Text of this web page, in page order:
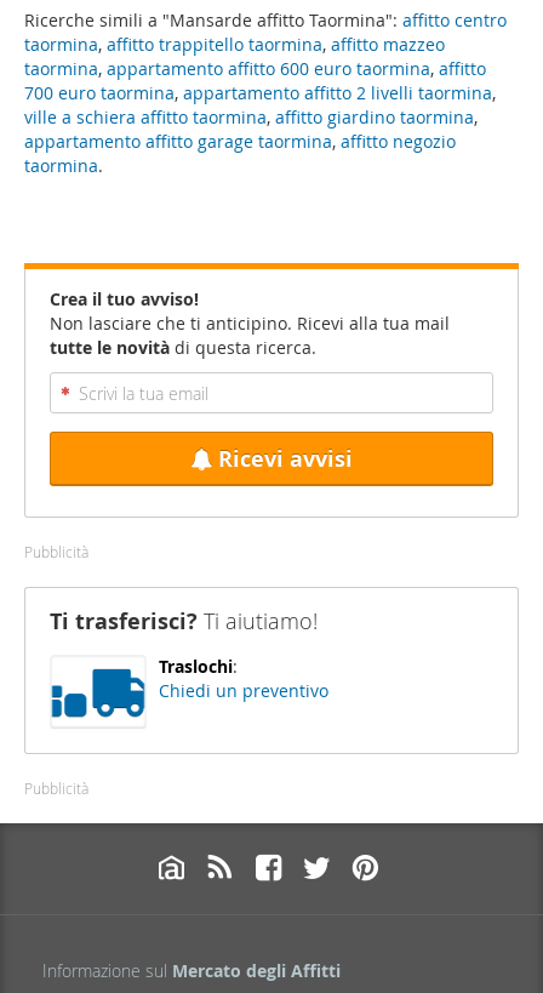
Ricerche simili a "Mansarde affitto Taormina": affitto centro
taormina, affitto trappitello taormina, affitto mazzeo
taormina, appartamento affitto 600 euro taormina, affitto
700 euro taormina, appartamento affitto 2 livelli taormina,
ville a schiera affitto taormina, affitto giardino taormina,
appartamento affitto garage taormina, affitto negozio
taormina.
Crea il tuo avviso!
Non lasciare che ti anticipino. Ricevi alla tua mail
tutte le novità di questa ricerca.
Ricevi avvisi
Pubblicità
Ti trasferisci? Ti aiutiamo!
Traslochi:
Chiedi un preventivo
Pubblicità
Informazione sul Mercato degli Affitti